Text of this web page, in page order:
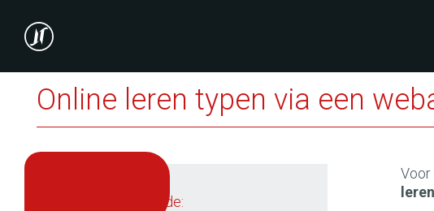
Online leren typen via een
onze meerwaarde:
Voor